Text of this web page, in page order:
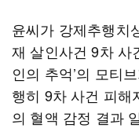
윤씨가 강제추행치
재 살인사건 9차 사
인의 추억’의 모티
행히 9차 사건 피해
의 혈액 감정 결과